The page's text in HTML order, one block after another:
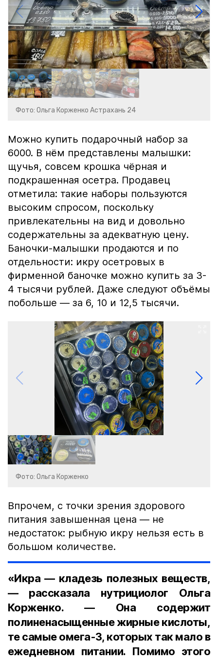
Фото: Ольга Корженко Астрахань 24
Можно купить подарочный набор за
6000. В нём представлены малышки:
щучья, совсем крошка чёрная и
подкрашенная осетра. Продавец
отметила: такие наборы пользуются
высоким спросом, поскольку
привлекательны на вид и довольно
содержательны за адекватную цену.
Баночки-малышки продаются и по
отдельности: икру осетровых в
фирменной баночке можно купить за 3-
4 тысячи рублей. Даже следуют объёмы
побольше — за 6, 10 и 12,5 тысячи.
Фото: Ольга Корженко
Впрочем, с точки зрения здорового
питания завышенная цена — не
недостаток: рыбную икру нельзя есть в
большом количестве.
«Икра — кладезь полезных веществ,
— рассказала нутрициолог Ольга
Корженко. — Она содержит
полиненасыщенные жирные кислоты,
те самые омега-3, которых так мало в
ежедневном питании. Помимо этого